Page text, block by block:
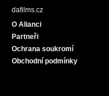
dafilms.cz
O Alianci
Partneři
Ochrana soukromí
Obchodní podmínky